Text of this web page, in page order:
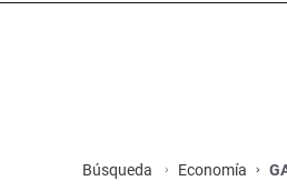
Búsqueda Economía